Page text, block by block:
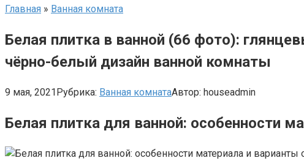
Главная » Ванная комната
Белая плитка в ванной (66 фото):
чёрно-белый дизайн ванной комнаты
9 мая, 2021Рубрика: Ванная комнатаАвтор: houseadmin
Белая плитка для ванной: особенности